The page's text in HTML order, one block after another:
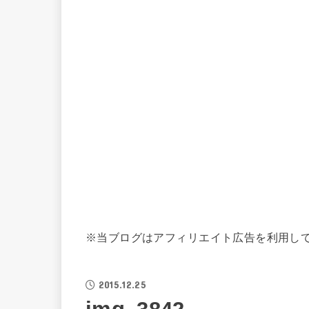
※当ブログはアフィリエイト広告を利用し
2015.12.25